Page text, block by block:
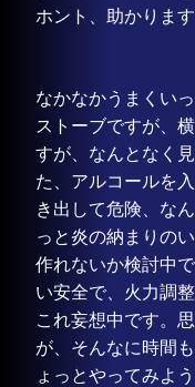
ホント、助かります
なかなかうまくい
ストーブですが、
すが、なんとなく
た、アルコールを
き出して危険、な
っと炎の納まりの
作れないか検討中
い安全で、火力調
これ妄想中です。
が、そんなに時間
ょっとやってみよ